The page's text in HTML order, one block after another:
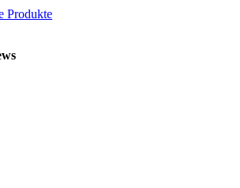
Produkte